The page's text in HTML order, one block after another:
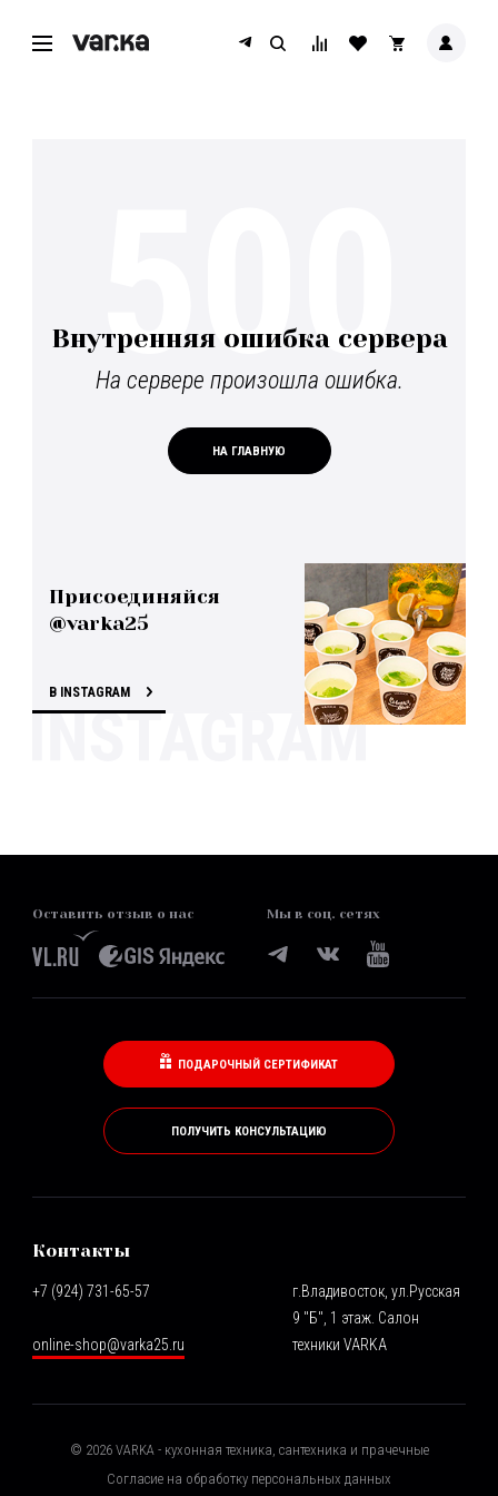
Внутренняя ошибка сервера
На сервере произошла ошибка.
НА ГЛАВНУЮ
500
Присоединяйся
@varka25
В INSTAGRAM
Оставить отзыв о нас Мы в соц. сетях
ПОДАРОЧНЫЙ СЕРТИФИКАТ
ПОЛУЧИТЬ КОНСУЛЬТАЦИЮ
Контакты
+7 (924) 731-65-57
online-shop@varka25.ru
г.Владивосток, ул.Русская
9 "Б", 1 этаж. Салон
техники VARKA
© 2026VARKA - кухонная техника, сантехника и прачечные
Согласие на обработку персональных данных